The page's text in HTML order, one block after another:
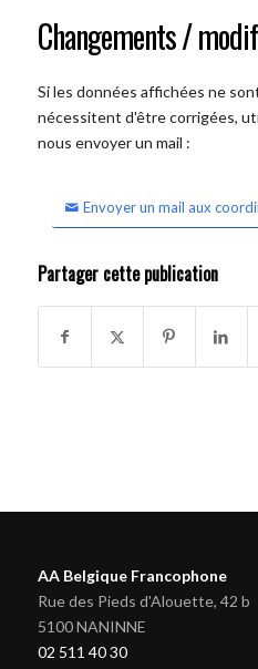
Changements /
Si les données affichées ne
nécessitent d'être corrigées,
nous envoyer un mail :
Envoyer un mail aux
Partager cette publication
AA Belgique Francophone
Rue des Pieds d'Alouette, 42 b
5100 NANINNE
02 511 40 30